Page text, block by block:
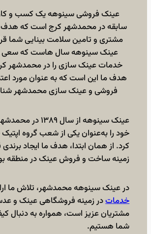
سابقه در محمدشهر کرج است که هدف
مشتری و تامین سلامت بینایی شما
عینک سینوهه سال هاست که سعی
خدمات عینک سازی را در محمدشهر
هدف ما این است که به عنوان مورد
فروشی و عینک سازی محمدشهر
عینک سینوهه از سال
خود را به‌عنوان یکی از شعب گروه
کرد. از همان ابتدا، هدف ما ایجاد برندی
زمینه ساخت و فروش عینک در منطقه
در عینک سینوهه محمدشهر، تلاش ما
خدماتدر زمینه فروشگاهی عینک و
مشتریان عزیز است، همواره به دنبال
شما هستیم.